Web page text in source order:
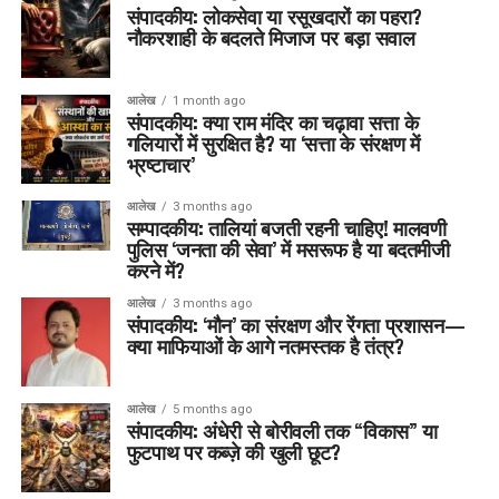
संपादकीय: लोकसेवा या रसूखदारों का पहरा?
नौकरशाही के बदलते मिजाज पर बड़ा सवाल
आलेख 1 month ago
संपादकीय: क्या राम मंदिर का चढ़ावा सत्ता के
गलियारों में सुरक्षित है? या ‘सत्ता के संरक्षण में
भ्रष्टाचार’
आलेख 3 months ago
सम्पादकीय: तालियां बजती रहनी चाहिए! मालवणी
पुलिस ‘जनता की सेवा’ में मसरूफ है या बदतमीजी
करने में?
आलेख 3 months ago
संपादकीय: ‘मौन’ का संरक्षण और रेंगता प्रशासन—
क्या माफियाओं के आगे नतमस्तक है तंत्र?
आलेख 5 months ago
संपादकीय: अंधेरी से बोरीवली तक “विकास” या
फुटपाथ पर कब्ज़े की खुली छूट?